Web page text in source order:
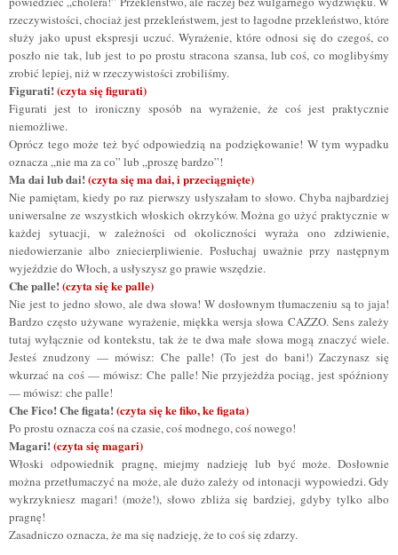
rzeczywistości, chociaż jest przekleństwem, jest to łagodne przekleństwo, które
służy jako upust ekspresji uczuć. Wyrażenie, które odnosi się do czegoś, co
poszło nie tak, lub jest to po prostu stracona szansa, lub coś, co moglibyśmy
zrobić lepiej, niż w rzeczywistości zrobiliśmy.
Figurati!(czyta się figurati)
Figurati jest to ironiczny sposób na wyrażenie, że coś jest praktycznie
niemożliwe.
Oprócz tego może też być odpowiedzią na podziękowanie! W tym wypadku
oznacza„nie ma za co” lub „proszę bardzo”!
Ma dai lub dai!(czyta się ma dai, i przeciągnięte)
Nie pamiętam, kiedy po raz pierwszy usłyszałam to słowo. Chyba najbardziej
uniwersalne ze wszystkich włoskich okrzyków. Można go użyć praktycznie w
każdej sytuacji, w zależności od okoliczności wyraża ono zdziwienie,
niedowierzanie albo zniecierpliwienie. Posłuchaj uważnie przy następnym
wyjeździe do Włoch, a usłyszysz go prawie wszędzie.
Che palle!(czyta się ke palle)
Nie jest to jedno słowo, ale dwa słowa! W dosłownym tłumaczeniu są to jaja!
Bardzo często używane wyrażenie, miękka wersja słowa CAZZO. Sens zależy
tutaj wyłącznie od kontekstu, tak że te dwa małe słowa mogą znaczyć wiele.
Jesteś znudzony — mówisz: Che palle! (To jest do bani!) Zaczynasz się
wkurzać na coś — mówisz: Che palle! Nie przyjeżdża pociąg, jest spóźniony
— mówisz: che palle!
Che Fico! Che figata!(czyta się ke fiko, ke figata)
Po prostu oznacza coś na czasie, coś modnego, coś nowego!
Magari!(czyta się magari)
Włoski odpowiednik pragnę, miejmy nadzieję lub być może. Dosłownie
można przetłumaczyć na może, ale dużo zależy od intonacji wypowiedzi. Gdy
wykrzykniesz magari! (może!), słowo zbliża się bardziej, gdyby tylko albo
pragnę!
Zasadniczo oznacza, że ma się nadzieję, że to coś się zdarzy.